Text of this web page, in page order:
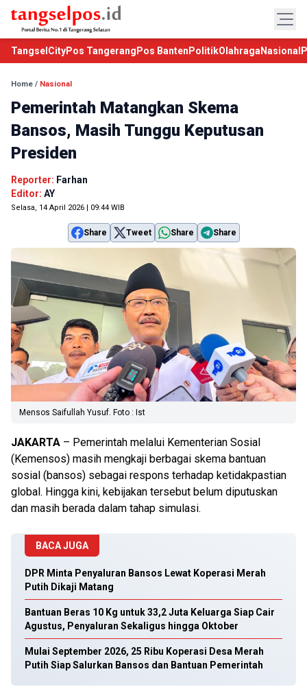
TangselCityPos Tangerang Pos Banten PolitikOlahraga Nasional
Home / Nasional
Pemerintah Matangkan Skema
Bansos, Masih Tunggu Keputusan
Presiden
Reporter: Farhan
Editor: AY
Selasa, 14 April 2026 | 09:44 WIB
Share Tweet Share Share
Mensos Saifullah Yusuf. Foto : Ist
JAKARTA – Pemerintah melalui Kementerian Sosial
(Kemensos) masih mengkaji berbagai skema bantuan
sosial (bansos) sebagai respons terhadap ketidakpastian
global. Hingga kini, kebijakan tersebut belum diputuskan
dan masih berada dalam tahap simulasi.
BACA JUGA
DPR Minta Penyaluran Bansos Lewat Koperasi Merah
Putih Dikaji Matang
Bantuan Beras 10 Kg untuk 33,2 Juta Keluarga Siap Cair
Agustus, Penyaluran Sekaligus hingga Oktober
Mulai September 2026, 25 Ribu Koperasi Desa Merah
Putih Siap Salurkan Bansos dan Bantuan Pemerintah